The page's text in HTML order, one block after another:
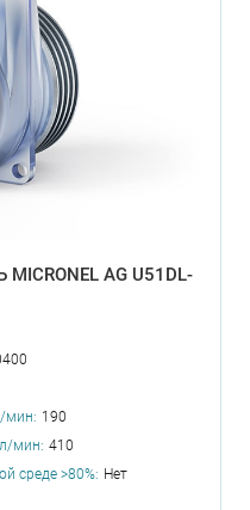
AG U51DL-
мин: 190
мин: 410
среде >80%: Нет